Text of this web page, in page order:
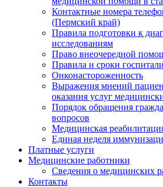
Контактные номера
(Пермский край)
Правила подготовки к
исследованиям
Право внеочередной
Правила и сроки
Онконастороженность
Выражения мнений
оказания услуг
Порядок обращения
вопросов
Медицинская
Единая неделя
Платные услуги
Медицинские работники
Сведения о медицинских
Контакты